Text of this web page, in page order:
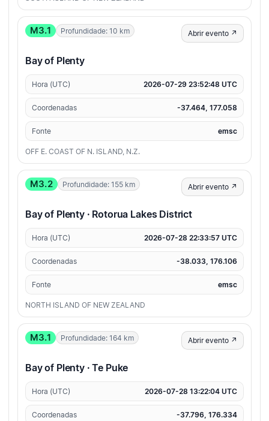
M3.1 Profundidade: 10 km Abrir evento ↗
Bay of Plenty
Hora (UTC) 2026-07-29 23:52:48 UTC
Coordenadas -37.464, 177.058
Fonte emsc
OFF E. COAST OF N. ISLAND, N.Z.
M3.2 Profundidade: 155 km Abrir evento ↗
Bay of Plenty · Rotorua Lakes District
Hora (UTC) 2026-07-28 22:33:57 UTC
Coordenadas -38.033, 176.106
Fonte emsc
NORTH ISLAND OF NEW ZEALAND
M3.1 Profundidade: 164 km Abrir evento ↗
Bay of Plenty · Te Puke
Hora (UTC) 2026-07-28 13:22:04 UTC
Coordenadas -37.796, 176.334